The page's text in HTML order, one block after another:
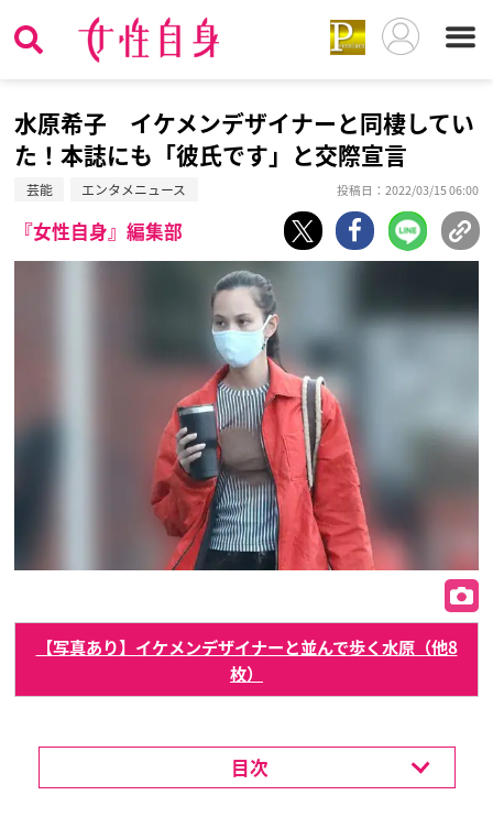
水原希子 イケメンデザイナーと同棲してい
た！本誌にも「彼氏です」と交際宣言
芸能 エンタメニュース 投稿日：2022/03/15 06:00
『女性自身』編集部
【写真あり】イケメンデザイナーと並んで歩く水原（他8
枚）
目次